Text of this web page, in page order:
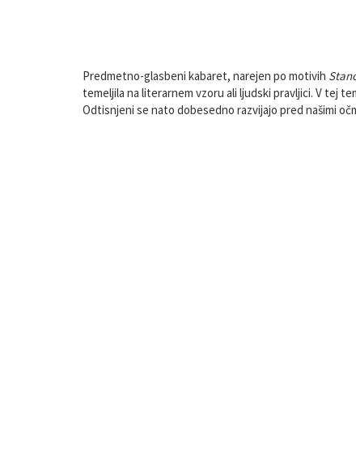
Predmetno-glasbeni kabaret, narejen po motivih
temeljila na literarnem vzoru ali ljudski pravljici. V tej
Odtisnjeni se nato dobesedno razvijajo pred našimi